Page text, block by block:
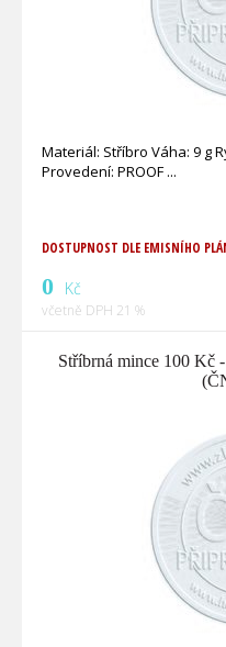
Materiál: Stříbro Váha: 9 g
Provedení: PROOF
DOSTUPNOST DLE EMISNÍHO
0 Kč
včetně DPH 21 %
Stříbrná mince 100 Kč